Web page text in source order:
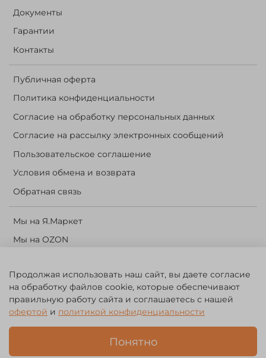
Документы
Гарантии
Контакты
Публичная оферта
Политика конфиденциальности
Согласие на обработку персональных данных
Согласие на рассылку электронных сообщений
Пользовательское соглашение
Условия обмена и возврата
Обратная связь
Мы на Я.Маркет
Мы на OZON
Корзина
©️ 2014 - 2024 Forest River. Рыболовный интернет-магазин.
зн. № 756494
БИЗНЕС
Продолжая использовать наш сайт, вы даете согласие
на обработку файлов cookie, которые обеспечивают
правильную работу сайта и соглашаетесь с нашей
офертой и политикой конфиденциальности
Понятно